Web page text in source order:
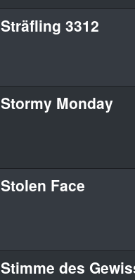
Sträfling 3312
Stormy Monday
Stolen Face
Stimme des